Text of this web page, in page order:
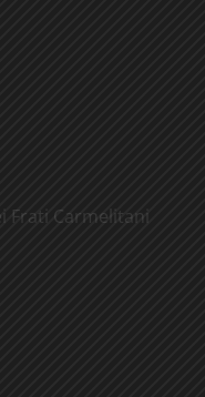
Frati Carmelitani